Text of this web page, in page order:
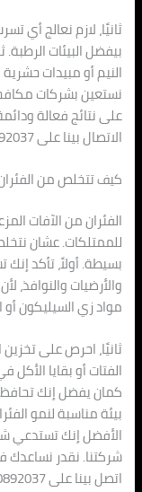
ثانيًا، لازم نعالج أي
بيفضل البيئات
النيم أو مبيدات
نستعين بشركات
على نتائج فعالة
الاتصال بينا على 01080892037.
كيف تتخلص من
الفئران من الآفات
للممتلكات. عشان
بسيطة. أولاً، تأكد
والأرضيات والنوافذ،
مواد زي السيليكون
ثانيًا، احرص على
الفتات أو بقايا
كمان يفضل إنك
بيئة مناسبة لنمو
الأفضل إنك
شركتنا. نقدر
اتصل بينا على 01080892037.